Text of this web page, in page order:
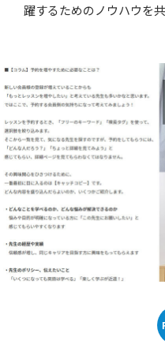
躍するためのノウハウを共